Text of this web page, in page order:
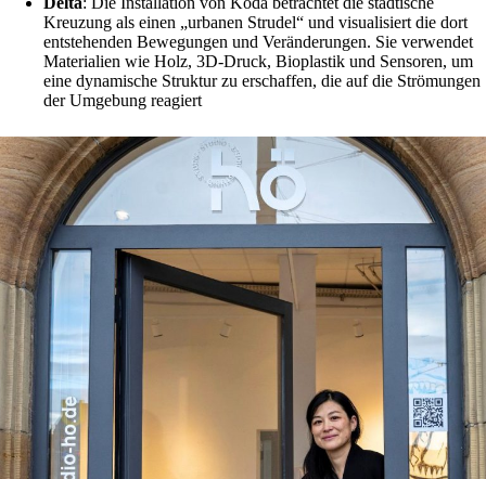
Kreuzung als einen „urbanen Strudel“ und visualisiert die dort
entstehenden Bewegungen und Veränderungen. Sie verwendet
Materialien wie Holz, 3D-Druck, Bioplastik und Sensoren, um
eine dynamische Struktur zu erschaffen, die auf die Strömungen
der Umgebung reagiert